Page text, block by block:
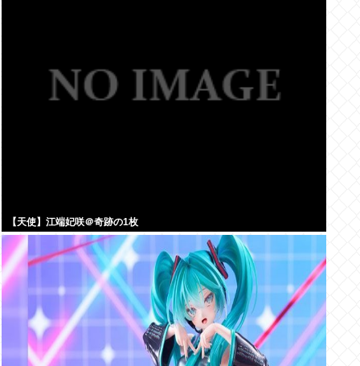
【天使】江端妃咲＠奇跡の1枚